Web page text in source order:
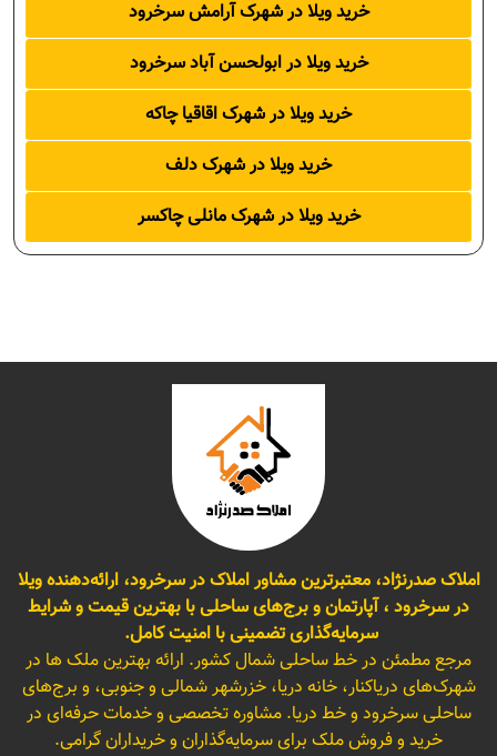
خرید ویلا در شهرک آرامش سرخرود
خرید ویلا در ابولحسن آباد سرخرود
خرید ویلا در شهرک اقاقیا چاکه
خرید ویلا در شهرک دلف
خرید ویلا در شهرک مانلی چاکسر
املاک صدرنژاد، معتبرترین مشاور املاک در سرخرود، ارائه‌دهنده ویلا
در سرخرود ، آپارتمان و برج‌های ساحلی با بهترین قیمت و شرایط
سرمایه‌گذاری تضمینی با امنیت کامل.
مرجع مطمئن در خط ساحلی شمال کشور. ارائه بهترین ملک ها در
شهرک‌های دریاکنار، خانه دریا، خزرشهر شمالی و جنوبی، و برج‌های
ساحلی سرخرود و خط دریا. مشاوره تخصصی و خدمات حرفه‌ای در
خرید و فروش ملک برای سرمایه‌گذاران و خریداران گرامی.